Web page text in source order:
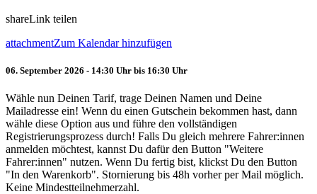
shareLink teilen
attachmentZum Kalendar hinzufügen
06. September 2026 - 14:30 Uhr bis 16:30 Uhr
Wähle nun Deinen Tarif, trage Deinen Namen und Deine
Mailadresse ein! Wenn du einen Gutschein bekommen hast, dann
wähle diese Option aus und führe den vollständigen
Registrierungsprozess durch! Falls Du gleich mehrere Fahrer:innen
anmelden möchtest, kannst Du dafür den Button "Weitere
Fahrer:innen" nutzen. Wenn Du fertig bist, klickst Du den Button
"In den Warenkorb". Stornierung bis 48h vorher per Mail möglich.
Keine Mindestteilnehmerzahl.